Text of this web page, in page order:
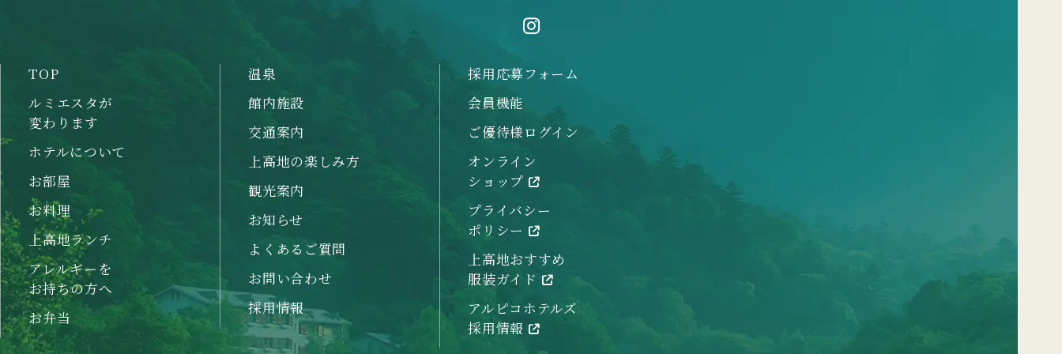
TOP
ルミエスタが
変わります
ホテルについて
お部屋
お料理
上高地ランチ
アレルギーを
お持ちの方へ
お弁当
温泉
館内施設
交通案内
上高地の楽しみ方
観光案内
お知らせ
よくあるご質問
お問い合わせ
採用情報
採用応募フォーム
会員機能
ご優待様ログイン
オンライン
ショップ
プライバシー
ポリシー
上高地おすすめ
服装ガイド
アルピコホテルズ
採用情報